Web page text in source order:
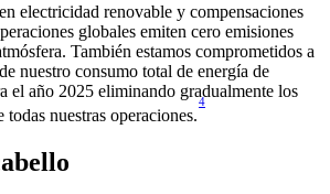
electricidad renovable y compensaciones
globales emiten cero emisiones
También estamos comprometidos a
nuestro consumo total de energía de
el año 2025 eliminando gradualmente los
nuestras operaciones.
4